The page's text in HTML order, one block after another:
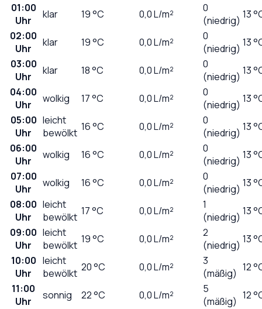
01:00
Uhr
klar 19°C 0,0L/m²
0
(niedrig) 13
02:00
Uhr
klar 19°C 0,0L/m²
0
(niedrig) 13
03:00
Uhr
klar 18°C 0,0L/m²
0
(niedrig) 13
04:00
Uhr
wolkig 17°C 0,0L/m²
0
(niedrig) 13
05:00
Uhr
leicht
bewölkt 16°C 0,0L/m²
0
(niedrig) 13
06:00
Uhr
wolkig 16°C 0,0L/m²
0
(niedrig) 13
07:00
Uhr
wolkig 16°C 0,0L/m²
0
(niedrig) 13
08:00
Uhr
leicht
bewölkt 17°C 0,0L/m²
1
(niedrig) 13
09:00
Uhr
leicht
bewölkt 19°C 0,0L/m²
2
(niedrig) 13
10:00
Uhr
leicht
bewölkt 20°C 0,0L/m²
3
(mäßig) 12
11:00
Uhr
sonnig 22°C 0,0L/m²
5
(mäßig) 12